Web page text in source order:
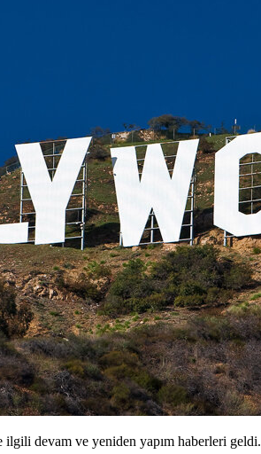
devam ve yeniden yapım haberleri geldi.